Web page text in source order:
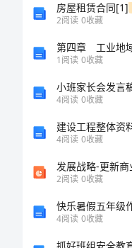
房屋租赁合同[1]
2阅读 0收藏
第四章 工业地
1阅读 0收藏
小班家长会发言
4阅读 0收藏
4阅读 0收藏
2阅读 0收藏
快乐暑假五年级
4阅读 0收藏